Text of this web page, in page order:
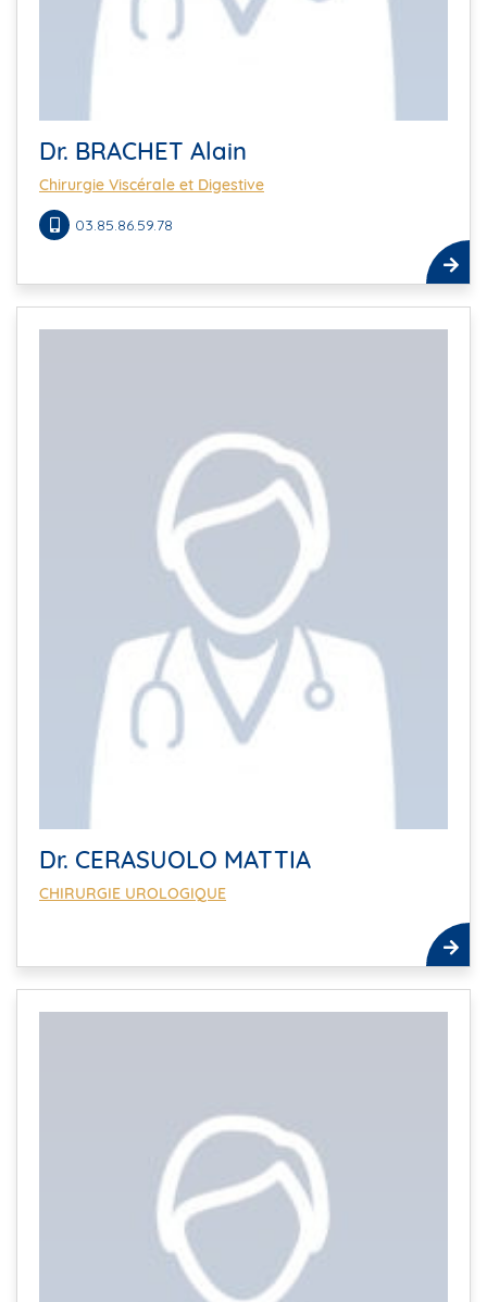
Dr. BRACHET Alain
Chirurgie Viscérale et Digestive
03.85.86.59.78
Dr. CERASUOLO MATTIA
CHIRURGIE UROLOGIQUE